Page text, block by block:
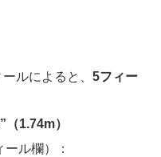
ールによると、5フィー
（1.74m）
ル欄）：